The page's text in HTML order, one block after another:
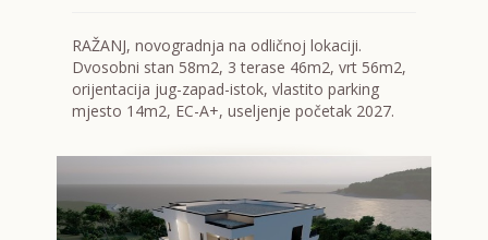
RAŽANJ, novogradnja na odličnoj lokaciji.
Dvosobni stan 58m2, 3 terase 46m2, vrt 56m2,
orijentacija jug-zapad-istok, vlastito parking
mjesto 14m2, EC-A+, useljenje početak 2027.